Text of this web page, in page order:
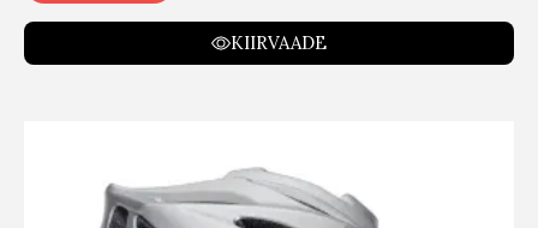
KIIRVAADE